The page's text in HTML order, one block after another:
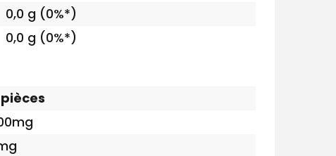
0,0 g (0%*)
0,0 g (0%*)